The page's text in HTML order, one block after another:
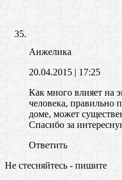
Анжелика
20.04.2015 | 17:25
Как много влияет на
человека, правильно
доме, может
Спасибо за
Ответить
Не стесняйтесь - пишите